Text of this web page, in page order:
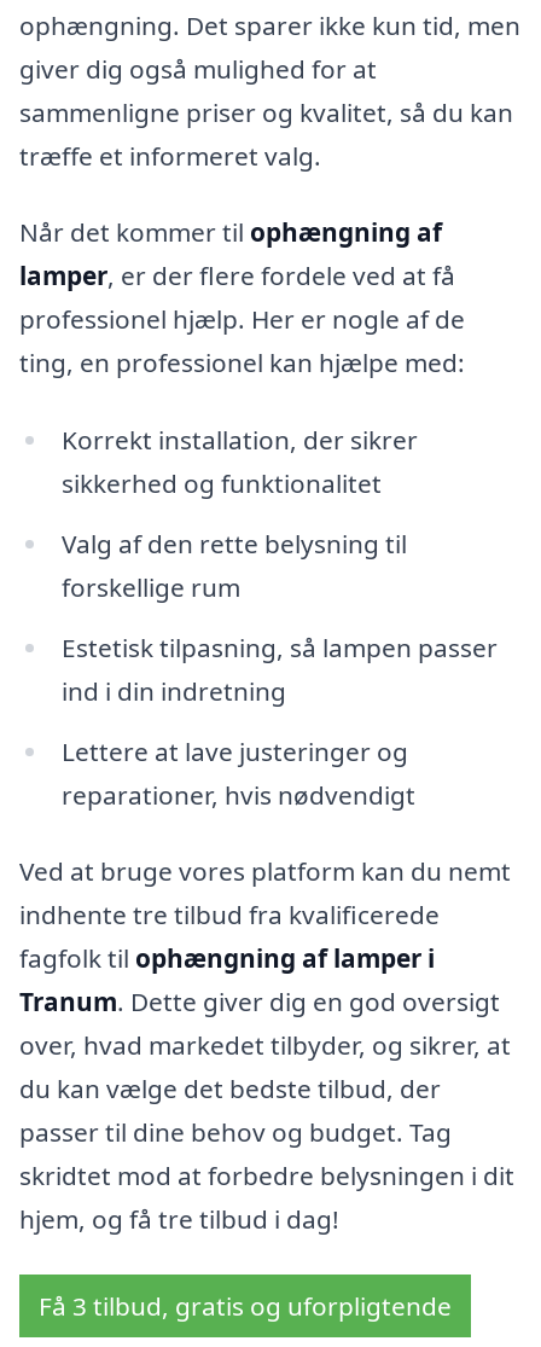
ophængning. Det sparer ikke kun tid, men
giver dig også mulighed for at
sammenligne priser og kvalitet, så du kan
træffe et informeret valg.
Når det kommer til ophængning af
lamper, er der flere fordele ved at få
professionel hjælp. Her er nogle af de
ting, en professionel kan hjælpe med:
Korrekt installation, der sikrer
sikkerhed og funktionalitet
Valg af den rette belysning til
forskellige rum
Estetisk tilpasning, så lampen passer
ind i din indretning
Lettere at lave justeringer og
reparationer, hvis nødvendigt
Ved at bruge vores platform kan du nemt
indhente tre tilbud fra kvalificerede
fagfolk til ophængning af lamper i
Tranum. Dette giver dig en god oversigt
over, hvad markedet tilbyder, og sikrer, at
du kan vælge det bedste tilbud, der
passer til dine behov og budget. Tag
skridtet mod at forbedre belysningen i dit
hjem, og få tre tilbud i dag!
Få 3 tilbud, gratis og uforpligtende